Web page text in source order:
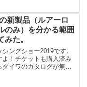
新製品（ルアーロ
のみ）を分かる範囲
みた。
ングショー2019です。
よ！チケットも購入済み
ダイワのカタログが無い